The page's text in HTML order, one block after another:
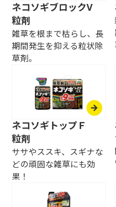
ネコソギブロックV
粒剤
雑草を根まで枯らし、長
期間発生を抑える粒状除
草剤。
ネコソギトップＦ
粒剤
ササやススキ、スギナな
どの頑固な雑草にも効
果！